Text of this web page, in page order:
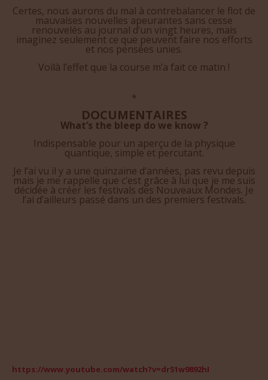
Certes, nous aurons du mal à contrebalancer le flot de
mauvaises nouvelles apeurantes sans cesse
renouvelés au journal d’un vingt heures, mais
imaginez seulement ce que peuvent faire nos efforts
et nos pensées unies.
Voilà l’effet que la course m’a fait ce matin !
*
DOCUMENTAIRES
What’s the bleep do we know ?
Indispensable pour un aperçu de la physique
quantique, simple et percutant.
Je l’ai vu il y a une quinzaine d’années, pas revu depuis
mais je me rappelle que c’est grâce à lui que je me suis
décidée à créer les festivals des Nouveaux Mondes. Je
l’ai d’ailleurs passé dans un des premiers festivals.
https://www.youtube.com/watch?v=dr51w9892hI